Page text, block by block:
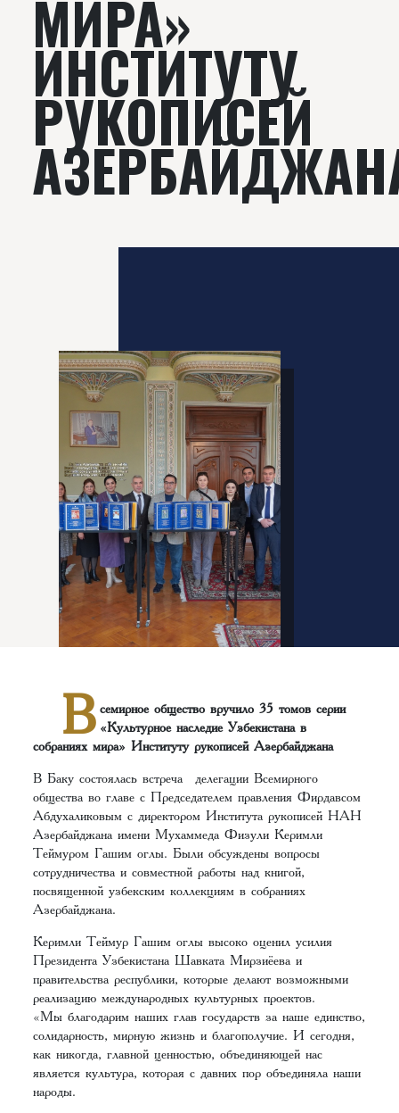
МИРА»
ИНСТИТУТУ
РУКОПИСЕЙ
В семирное общество вручило 35 томов серии
«Культурное наследие Узбекистана в
собраниях мира» Институту рукописей Азербайджана
В Баку состоялась встреча делегации Всемирного
общества во главе с Председателем правления Фирдавсом
Абдухаликовым с директором Института рукописей НАН
Азербайджана имени Мухаммеда Физули Керимли
Теймуром Гашим оглы. Были обсуждены вопросы
сотрудничества и совместной работы над книгой,
посвященной узбекским коллекциям в собраниях
Азербайджана.
Керимли Теймур Гашим оглы высоко оценил усилия
Президента Узбекистана Шавката Мирзиёева и
правительства республики, которые делают возможными
реализацию международных культурных проектов.
«Мы благодарим наших глав государств за наше единство,
солидарность, мирную жизнь и благополучие. И сегодня,
как никогда, главной ценностью, объединяющей нас
является культура, которая с давних пор объединяла наши
народы.